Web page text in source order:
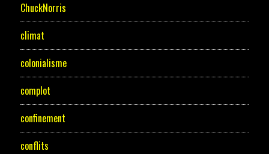
ChuckNorris
climat
colonialisme
complot
confinement
conflits